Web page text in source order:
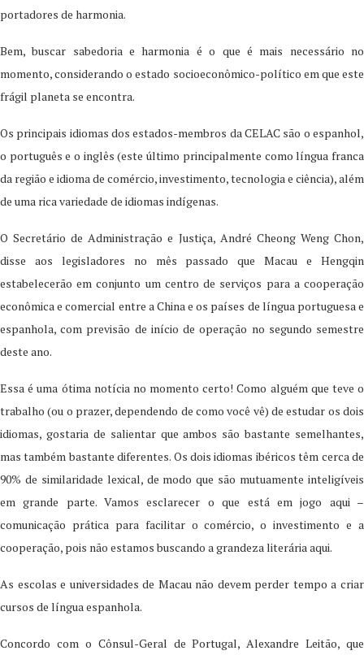
portadores de harmonia.
Bem, buscar sabedoria e harmonia é o que é mais necessário no
momento, considerando o estado socioeconômico-político em que este
frágil planeta se encontra.
Os principais idiomas dos estados-membros da CELAC são o espanhol,
o português e o inglês (este último principalmente como língua franca
da região e idioma de comércio, investimento, tecnologia e ciência), além
de uma rica variedade de idiomas indígenas.
O Secretário de Administração e Justiça, André Cheong Weng Chon,
disse aos legisladores no mês passado que Macau e Hengqin
estabelecerão em conjunto um centro de serviços para a cooperação
econômica e comercial entre a China e os países de língua portuguesa e
espanhola, com previsão de início de operação no segundo semestre
deste ano.
Essa é uma ótima notícia no momento certo! Como alguém que teve o
trabalho (ou o prazer, dependendo de como você vê) de estudar os dois
idiomas, gostaria de salientar que ambos são bastante semelhantes,
mas também bastante diferentes. Os dois idiomas ibéricos têm cerca de
90% de similaridade lexical, de modo que são mutuamente inteligíveis
em grande parte. Vamos esclarecer o que está em jogo aqui –
comunicação prática para facilitar o comércio, o investimento e a
cooperação, pois não estamos buscando a grandeza literária aqui.
As escolas e universidades de Macau não devem perder tempo a criar
cursos de língua espanhola.
Concordo com o Cônsul-Geral de Portugal, Alexandre Leitão, que